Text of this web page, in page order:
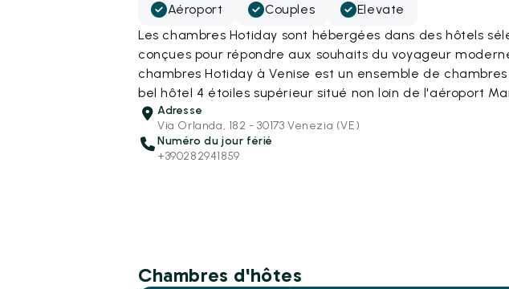
Aéroport Couples
Elevate
Les chambres Hotiday sont hébergées dans des hôtels
conçues pour répondre aux souhaits du voyageur
chambres Hotiday à Venise est un ensemble de
bel hôtel 4 étoiles supérieur situé non loin de l'aéroport
Adresse
Via Orlanda, 182 - 30173 Venezia (VE)
Numéro du jour férié
+390282941859
Chambres d'hôtes